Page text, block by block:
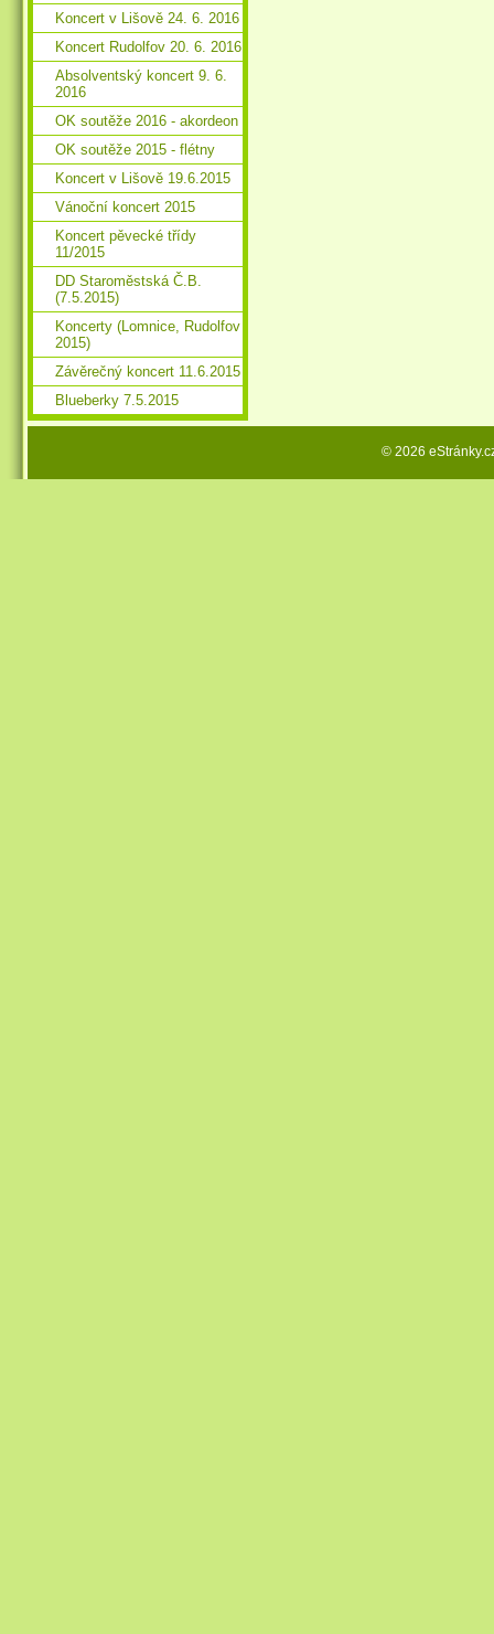
Koncert v Lišově 24. 6. 2016
Koncert Rudolfov 20. 6. 2016
Absolventský koncert 9. 6.
2016
OK soutěže 2016 - akordeon
OK soutěže 2015 - flétny
Koncert v Lišově 19.6.2015
Vánoční koncert 2015
Koncert pěvecké třídy
11/2015
DD Staroměstská Č.B.
(7.5.2015)
Koncerty (Lomnice, Rudolfov
2015)
Závěrečný koncert 11.6.2015
Blueberky 7.5.2015
© 2026